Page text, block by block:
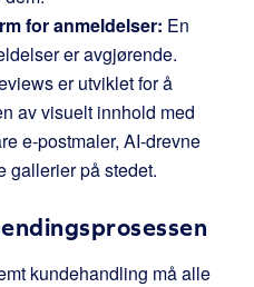
for anmeldelser: En
er avgjørende.
er utviklet for å
av visuelt innhold med
e-postmaler, AI-drevne
gallerier på stedet.
kundehandling må alle